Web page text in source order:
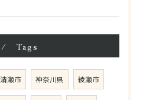
Tags
清瀬市 神奈川県 綾瀬市